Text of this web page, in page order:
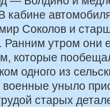
кабине
Соколов и
утром они
которые
одного из
уныло
старых